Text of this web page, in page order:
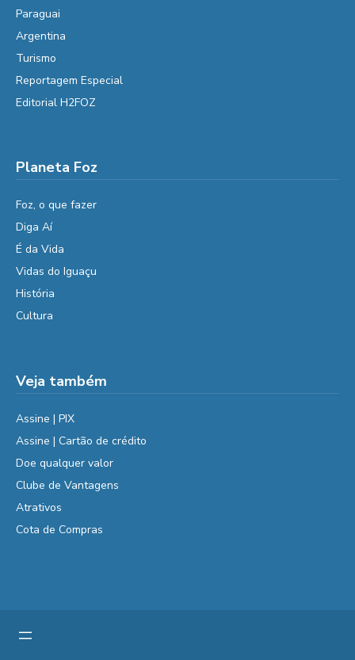
Paraguai
Argentina
Turismo
Reportagem Especial
Editorial H2FOZ
Planeta Foz
Foz, o que fazer
Diga Aí
É da Vida
Vidas do Iguaçu
História
Cultura
Veja também
Assine | PIX
Assine | Cartão de crédito
Doe qualquer valor
Clube de Vantagens
Atrativos
Cota de Compras